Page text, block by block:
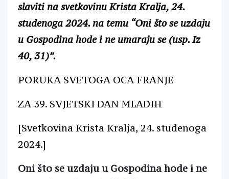
slaviti na svetkovinu Krista Kralja, 24.
studenoga 2024. na temu “Oni što se uzdaju
u Gospodina hode i ne umaraju se (usp. Iz
40, 31)”.
PORUKA SVETOGA OCA FRANJE
ZA 39. SVJETSKI DAN MLADIH
[Svetkovina Krista Kralja, 24. studenoga
2024.]
Oni što se uzdaju u Gospodina hode i ne